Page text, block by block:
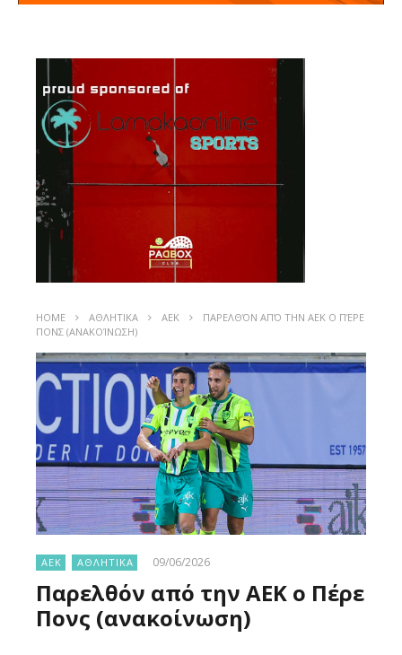
HOME ΑΘΛΗΤΙΚΑ ΑΕΚ
ΠΑΡΕΛΘΌΝ ΑΠΌ ΤΗΝ ΑΕΚ Ο ΠΈΡΕ
ΠΟΝΣ (ΑΝΑΚΟΊΝΩΣΗ)
ΑΕΚ ΑΘΛΗΤΙΚΑ 09/06/2026
Παρελθόν από την ΑΕΚ ο Πέρε
Πονς (ανακοίνωση)